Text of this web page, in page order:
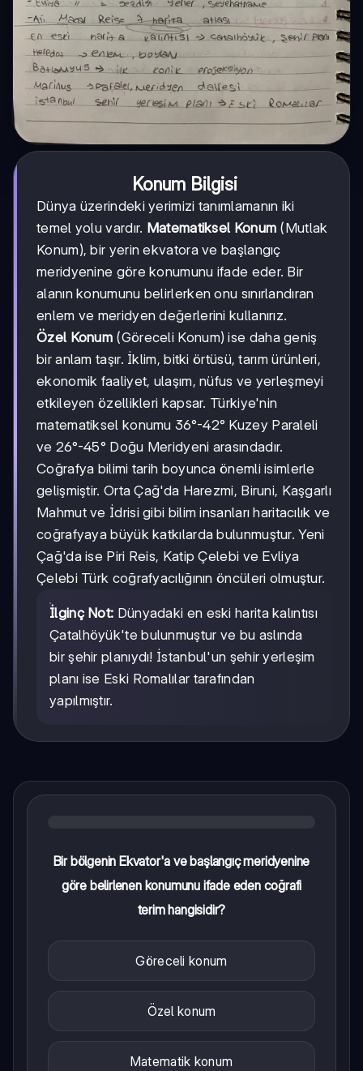
Konum Bilgisi
Dünya üzerindeki yerimizi tanımlamanın iki
temel yolu vardır. Matematiksel Konum (Mutlak
Konum), bir yerin ekvatora ve başlangıç
meridyenine göre konumunu ifade eder. Bir
alanın konumunu belirlerken onu sınırlandıran
enlem ve meridyen değerlerini kullanırız.
Özel Konum (Göreceli Konum) ise daha geniş
bir anlam taşır. İklim, bitki örtüsü, tarım ürünleri,
ekonomik faaliyet, ulaşım, nüfus ve yerleşmeyi
etkileyen özellikleri kapsar. Türkiye'nin
matematiksel konumu 36°-42° Kuzey Paraleli
ve 26°-45° Doğu Meridyeni arasındadır.
Coğrafya bilimi tarih boyunca önemli isimlerle
gelişmiştir. Orta Çağ'da Harezmi, Biruni, Kaşgarlı
Mahmut ve İdrisi gibi bilim insanları haritacılık ve
coğrafyaya büyük katkılarda bulunmuştur. Yeni
Çağ'da ise Piri Reis, Katip Çelebi ve Evliya
Çelebi Türk coğrafyacılığının öncüleri olmuştur.
İlginç Not: Dünyadaki en eski harita kalıntısı
Çatalhöyük'te bulunmuştur ve bu aslında
bir şehir planıydı! İstanbul'un şehir yerleşim
planı ise Eski Romalılar tarafından
yapılmıştır.
Bir bölgenin Ekvator'a ve başlangıç meridyenine
göre belirlenen konumunu ifade eden coğrafi
terim hangisidir?
Göreceli konum
Özel konum
Matematik konum